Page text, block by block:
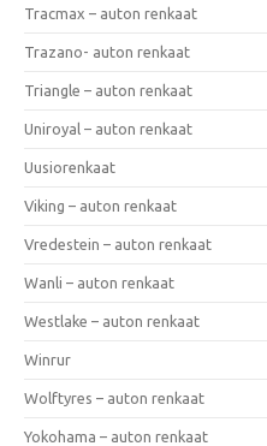
Tracmax – auton renkaat
Trazano- auton renkaat
Triangle – auton renkaat
Uniroyal – auton renkaat
Uusiorenkaat
Viking – auton renkaat
Vredestein – auton renkaat
Wanli – auton renkaat
Westlake – auton renkaat
Winrur
Wolftyres – auton renkaat
Yokohama – auton renkaat